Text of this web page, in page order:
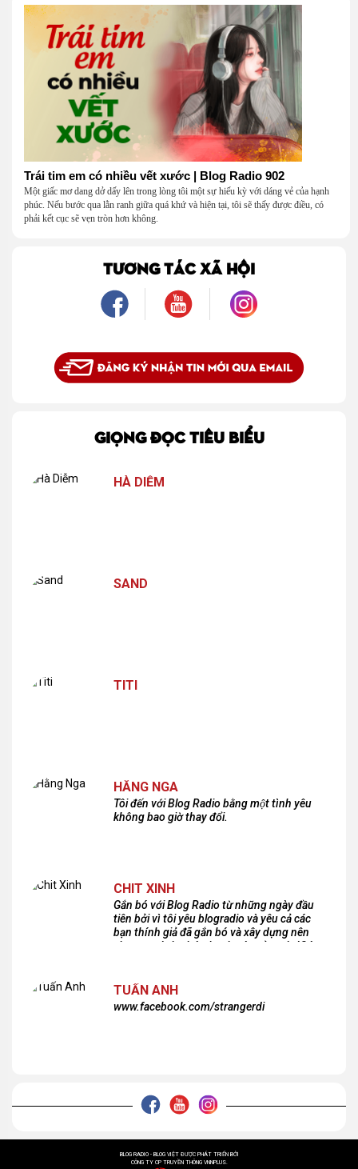
Trái tim em có nhiều vết xước | Blog Radio 902
Một giấc mơ dang dở dấy lên trong lòng tôi một sự hiếu kỳ với dáng vẻ của hạnh
phúc. Nếu bước qua lằn ranh giữa quá khứ và hiện tại, tôi sẽ thấy được điều, có
phải kết cục sẽ vẹn tròn hơn không.
TƯƠNG TÁC XÃ HỘI
GIỌNG ĐỌC TIÊU BIỂU
HÀ DIỄM
SAND
TITI
HẰNG NGA
Tôi đến với Blog Radio bằng một tình yêu
không bao giờ thay đổi.
CHIT XINH
Gắn bó với Blog Radio từ những ngày đầu
tiên bởi vì tôi yêu blogradio và yêu cả các
bạn thính giả đã gắn bó và xây dựng nên
chương trình phát thanh xúc cảm này!Cám
TUẤN ANH
www.facebook.com/strangerdi
BLOG RADIO - BLOG VIỆT ĐƯỢC PHÁT TRIỂN BỞI
CÔNG TY CP TRUYỀN THÔNG VNNPLUS.